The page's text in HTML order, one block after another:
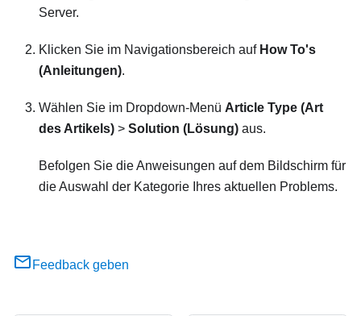
Server.
Klicken Sie im Navigationsbereich auf How To's
(Anleitungen).
Wählen Sie im Dropdown-Menü Article Type (Art
des Artikels) > Solution (Lösung) aus.
Befolgen Sie die Anweisungen auf dem Bildschirm für
die Auswahl der Kategorie Ihres aktuellen Problems.
Feedback geben